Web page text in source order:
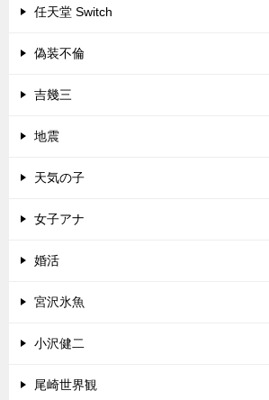
任天堂 Switch
偽装不倫
吉幾三
地震
天気の子
女子アナ
婚活
宮沢氷魚
小沢健二
尾崎世界観